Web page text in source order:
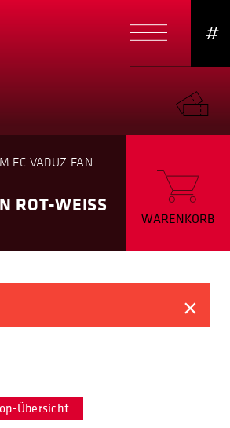
#
FC VADUZ FAN-
ROT-WEISS
WARENKORB
×
Übersicht